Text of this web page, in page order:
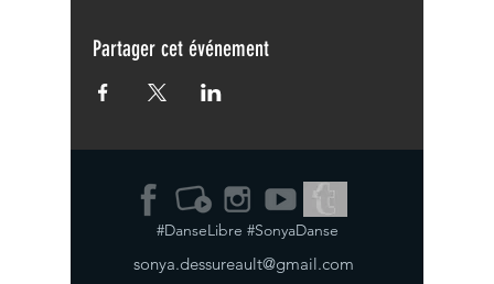
Partager cet événement
#DanseLibre #SonyaDanse
sonya.dessureault@gmail.com